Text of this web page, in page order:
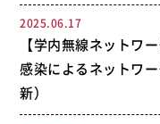
2025.06.17
【学内無線ネットワ
感染によるネットワ
新）